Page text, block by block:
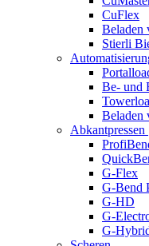
CuFlex
Beladen
Stierli
Be- und
Beladen
Abkantpressen
G-Flex
G-Bend
G-HD
G-
G-